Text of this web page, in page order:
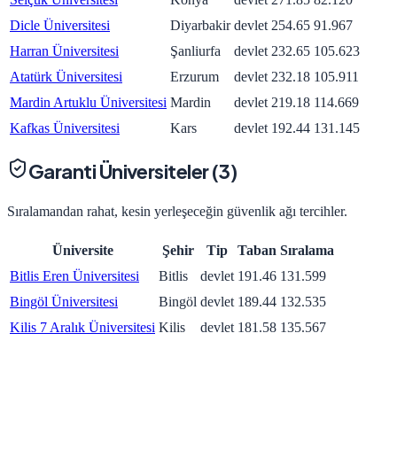
Dicle Üniversitesi
Diyarbakir devlet 254.65 91.967
Harran Üniversitesi
Şanliurfa devlet 232.65 105.623
Atatürk Üniversitesi
Erzurum devlet 232.18 105.911
Mardin Artuklu Üniversitesi Mardin devlet 219.18 114.669
Kafkas Üniversitesi
Kars devlet 192.44 131.145
Garanti Üniversiteler (3)
Sıralamandan rahat, kesin yerleşeceğin güvenlik ağı tercihler.
Üniversite Şehir Tip Taban Sıralama
Bitlis Eren Üniversitesi
Bitlis devlet 191.46 131.599
Bingöl Üniversitesi
Bingöl devlet 189.44 132.535
Kilis 7 Aralık Üniversitesi Kilis devlet 181.58 135.567